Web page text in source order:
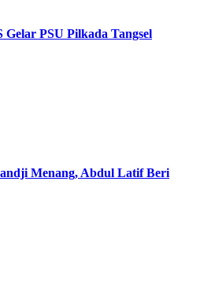
PSU Pilkada Tangsel
Menang, Abdul Latif Beri